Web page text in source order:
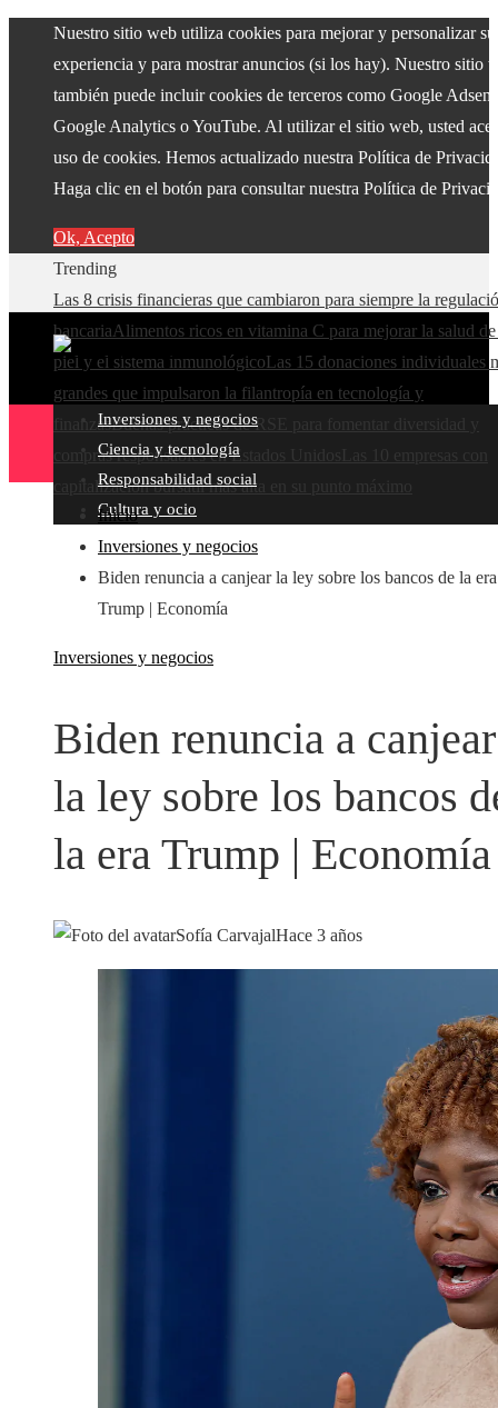
Nuestro sitio web utiliza cookies para mejorar y personalizar su
experiencia y para mostrar anuncios (si los hay). Nuestro sitio
también puede incluir cookies de terceros como Google
Google Analytics o YouTube. Al utilizar el sitio web, usted
uso de cookies. Hemos actualizado nuestra Política de
Haga clic en el botón para consultar nuestra Política de
Ok, Acepto
Trending
Las 8 crisis financieras que cambiaron para siempre la
bancariaAlimentos ricos en vitamina C para mejorar la salud
piel y el sistema inmunológicoLas 15 donaciones individuales
grandes que impulsaron la filantropía en tecnología y
finanzasBuenas prácticas de RSE para fomentar diversidad y
compras responsables en Estados Unidos
capitalización bursátil más alta en su punto máximo
Inversiones y negocios
Ciencia y tecnología
Responsabilidad social
Cultura y ocio
Inicio
Inversiones y negocios
Biden renuncia a canjear la ley sobre los bancos de la era
Trump | Economía
Inversiones y negocios
Biden renuncia a canjear
la ley sobre los bancos
la era Trump | Economía
Sofía CarvajalHace 3 años